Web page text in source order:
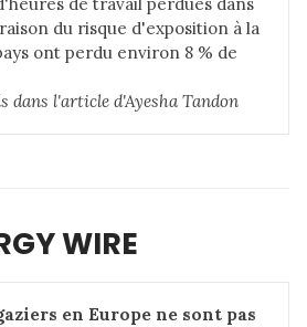
du risque d'exposition à la
ont perdu environ 8 % de
dans l'article d'Ayesha Tandon
WIRE
en Europe ne sont pas